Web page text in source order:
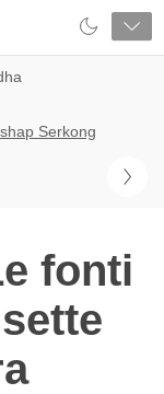
Serkong
fonti